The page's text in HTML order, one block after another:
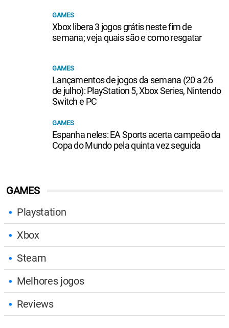
GAMES
Playstation
Xbox
Steam
Melhores jogos
Reviews
GAMES
Xbox libera 3 jogos grátis neste fim de
semana; veja quais são e como resgatar
GAMES
Lançamentos de jogos da semana (20 a 26
de julho): PlayStation 5, Xbox Series, Nintendo
Switch e PC
GAMES
Espanha neles: EA Sports acerta campeão da
Copa do Mundo pela quinta vez seguida